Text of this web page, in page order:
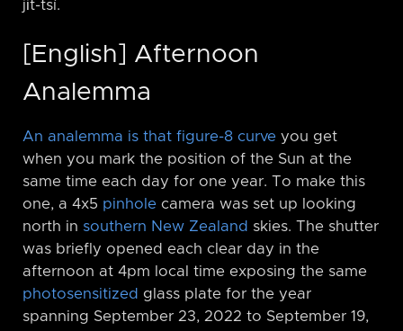
ji̍t-tsí.
[English] Afternoon
Analemma
An analemma is that figure-8 curve you get
when you mark the position of the Sun at the
same time each day for one year. To make this
one, a 4x5 pinhole camera was set up looking
north in southern New Zealand skies. The shutter
was briefly opened each clear day in the
afternoon at 4pm local time exposing the same
photosensitized glass plate for the year
spanning September 23, 2022 to September 19,